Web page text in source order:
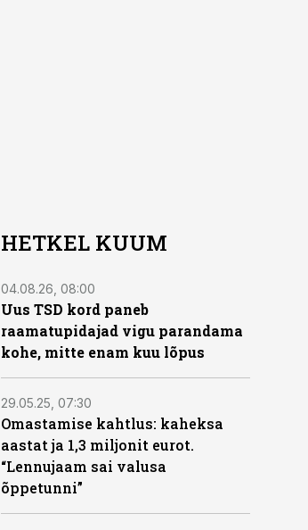
HETKEL KUUM
04.08.26, 08:00
Uus TSD kord paneb
raamatupidajad vigu parandama
kohe, mitte enam kuu lõpus
29.05.25, 07:30
Omastamise kahtlus: kaheksa
aastat ja 1,3 miljonit eurot.
“Lennujaam sai valusa
õppetunni”